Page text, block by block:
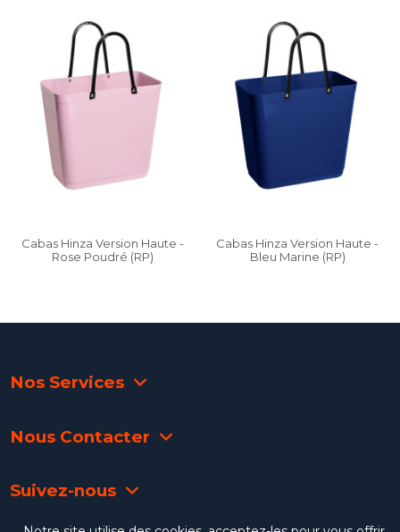
Cabas Hinza Version Haute -
Rose Poudré (RP)
Cabas Hinza Version Haute -
Bleu Marine (RP)
Nos Services
Nous Contacter
Suivez-nous